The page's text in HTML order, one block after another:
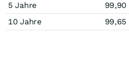
5 Jahre
99,90
10 Jahre
99,65